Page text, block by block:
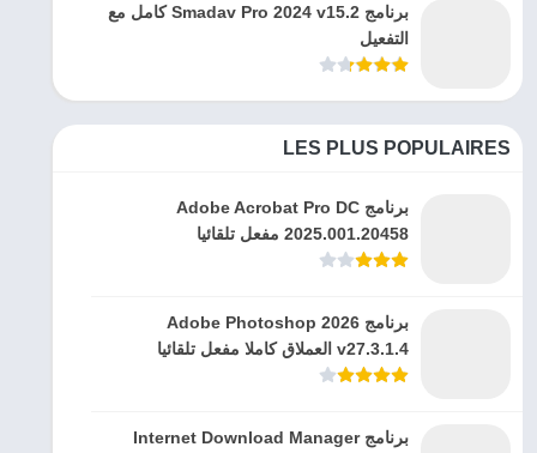
برنامج Smadav Pro 2024 v15.2 كامل مع
التفعيل
LES PLUS POPULAIRES
برنامج Adobe Acrobat Pro DC
2025.001.20458 مفعل تلقائيا
برنامج Adobe Photoshop 2026
v27.3.1.4 العملاق كاملا مفعل تلقائيا
برنامج Internet Download Manager